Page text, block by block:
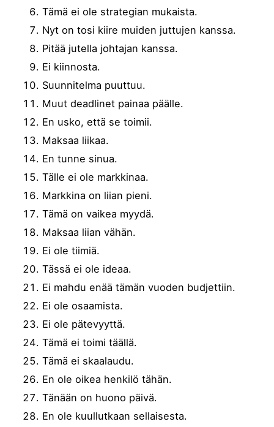
Tämä ei ole strategian mukaista.
Nyt on tosi kiire muiden juttujen kanssa.
Pitää jutella johtajan kanssa.
Ei kiinnosta.
Suunnitelma puuttuu.
Muut deadlinet painaa päälle.
En usko, että se toimii.
Maksaa liikaa.
En tunne sinua.
Tälle ei ole markkinaa.
Markkina on liian pieni.
Tämä on vaikea myydä.
Maksaa liian vähän.
Ei ole tiimiä.
Tässä ei ole ideaa.
Ei mahdu enää tämän vuoden budjettiin.
Ei ole osaamista.
Ei ole pätevyyttä.
Tämä ei toimi täällä.
Tämä ei skaalaudu.
En ole oikea henkilö tähän.
Tänään on huono päivä.
En ole kuullutkaan sellaisesta.